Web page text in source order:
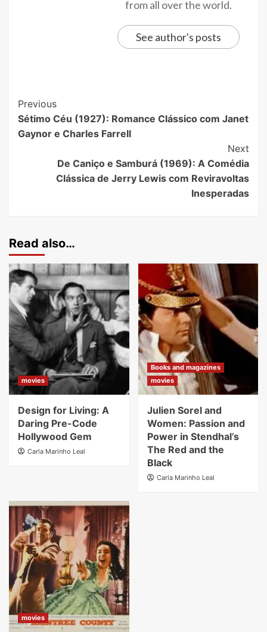
from all over the world.
See author's posts
Previous
Sétimo Céu (1927): Romance Clássico com Janet
Gaynor e Charles Farrell
Next
De Caniço e Samburá (1969): A Comédia
Clássica de Jerry Lewis com Reviravoltas
Inesperadas
Read also…
movies
Design for Living: A
Daring Pre-Code
Hollywood Gem
Carla Marinho Leal
Books and magazines
movies
Julien Sorel and
Women: Passion and
Power in Stendhal’s
The Red and the
Black
Carla Marinho Leal
movies